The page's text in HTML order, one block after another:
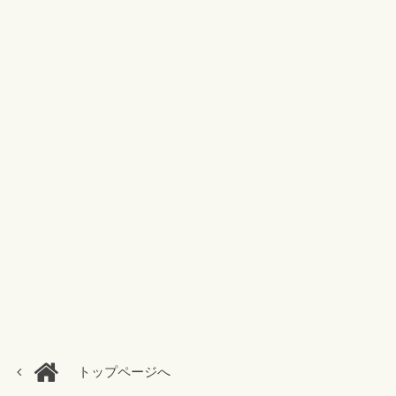
トップページへ